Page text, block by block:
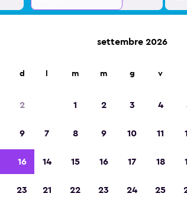
d'Europa 2023
d
2
9
16
23
settembre 2026
m m g v
1 2 3 4
7 8 9 10 11
14 15 16 17 18
21 22 23 24 25